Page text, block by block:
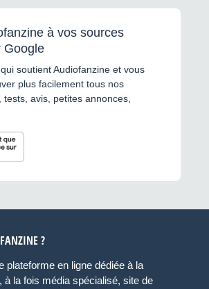
à vos sources
Google
soutient Audiofanzine et vous
plus facilement tous nos
avis, petites annonces,
?
plateforme en ligne dédiée à la
à la fois média spécialisé, site de